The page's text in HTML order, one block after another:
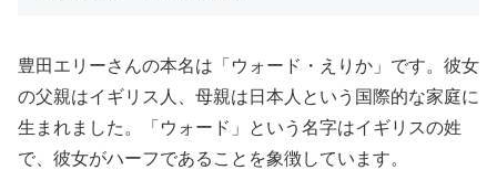
豊田エリーさんの本名は「ウォード・えりか」です。彼女
の父親はイギリス人、母親は日本人という国際的な家庭に
生まれました。「ウォード」という名字はイギリスの姓
で、彼女がハーフであることを象徴しています。